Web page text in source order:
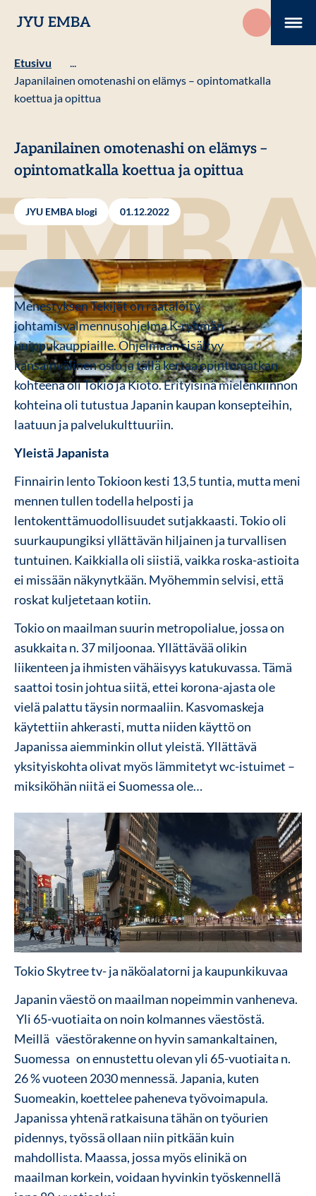
sisältöön
JYU EMBA
Etusivu
...
Japanilainen omotenashi on elämys – opintomatkalla
koettua ja opittua
Japanilainen omotenashi on elämys –
opintomatkalla koettua ja opittua
JYU EMBA blogi 01.12.2022
Menestyksen Tekijät on räätälöity
johtamisvalmennusohjelma K-ryhmän
huippukauppiaille. Ohjelmaan sisältyy
kansainvälinen osio ja tällä kertaa opintomatkan
kohteena oli Tokio ja Kioto. Erityisinä mielenkiinnon
kohteina oli tutustua Japanin kaupan konsepteihin,
laatuun ja palvelukulttuuriin.
Yleistä Japanista
Finnairin lento Tokioon kesti 13,5 tuntia, mutta meni
mennen tullen todella helposti ja
lentokenttämuodollisuudet sutjakkaasti. Tokio oli
suurkaupungiksi yllättävän hiljainen ja turvallisen
tuntuinen. Kaikkialla oli siistiä, vaikka roska-astioita
ei missään näkynytkään. Myöhemmin selvisi, että
roskat kuljetetaan kotiin.
Tokio on maailman suurin metropolialue, jossa on
asukkaita n. 37 miljoonaa. Yllättävää olikin
liikenteen ja ihmisten vähäisyys katukuvassa. Tämä
saattoi tosin johtua siitä, ettei korona-ajasta ole
vielä palattu täysin normaaliin. Kasvomaskeja
käytettiin ahkerasti, mutta niiden käyttö on
Japanissa aiemminkin ollut yleistä. Yllättävä
yksityiskohta olivat myös lämmitetyt wc-istuimet –
miksiköhän niitä ei Suomessa ole…
Tokio Skytree tv- ja näköalatorni ja kaupunkikuvaa
Japanin väestö on maailman nopeimmin vanheneva.
Yli 65-vuotiaita on noin kolmannes väestöstä.
Meillä väestörakenne on hyvin samankaltainen,
Suomessa on ennustettu olevan yli 65-vuotiaita n.
26 % vuoteen 2030 mennessä. Japania, kuten
Suomeakin, koettelee paheneva työvoimapula.
Japanissa yhtenä ratkaisuna tähän on työurien
pidennys, työssä ollaan niin pitkään kuin
mahdollista. Maassa, jossa myös elinikä on
maailman korkein, voidaan hyvinkin työskennellä